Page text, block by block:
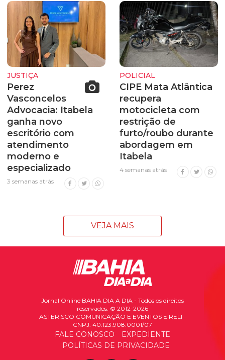
JUSTIÇA
Perez
Vasconcelos
Advocacia: Itabela
ganha novo
escritório com
atendimento
moderno e
especializado
3 semanas atrás
POLICIAL
CIPE Mata Atlântica
recupera
motocicleta com
restrição de
furto/roubo durante
abordagem em
Itabela
4 semanas atrás
VEJA MAIS
Jornal Online BAHIA DIA A DIA - Todos os direitos
reservados. © 2012-2026
ASTERISCO COMUNICAÇÃO E EVENTOS EIRELI -
CNPJ: 40.123.908.0001/07
FALE CONOSCO
EXPEDIENTE
POLÍTICAS DE PRIVACIDADE